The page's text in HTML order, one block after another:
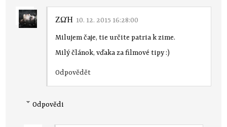
ΖΩΉ 10. 12. 2015 16:28:00
Milujem čaje, tie určite patria k zime.
Milý článok, vďaka za filmové tipy :)
Odpovědět
Odpovědi